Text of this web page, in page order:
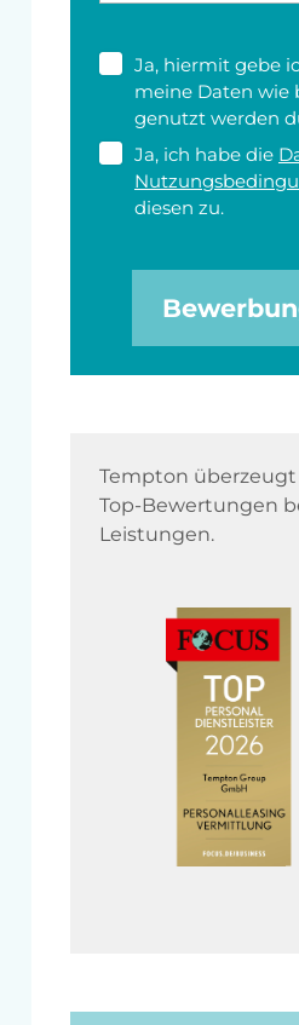
Ja, hiermit gebe
meine Daten wie
genutzt werden
Ja, ich habe die
diesen zu.
Tempton
Top-Bewertungen
Leistungen.